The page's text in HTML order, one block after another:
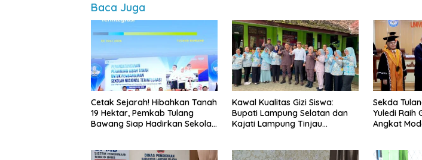
Baca Juga
Cetak Sejarah! Hibahkan Tanah
19 Hektar, Pemkab Tulang
Bawang Siap Hadirkan Sekolah
Kawal Kualitas Gizi Siswa:
Bupati Lampung Selatan dan
Kajati Lampung Tinjau
Sekda
Yuledi Raih
Angkat